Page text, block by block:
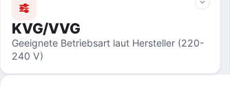
KVG/VVG
Geeignete Betriebsart laut Hersteller (220-
240 V)